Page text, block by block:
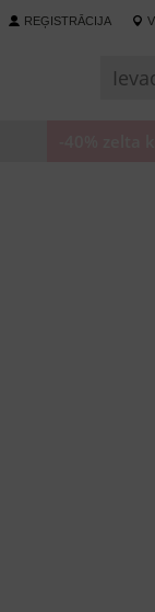
REĢISTRĀCIJA